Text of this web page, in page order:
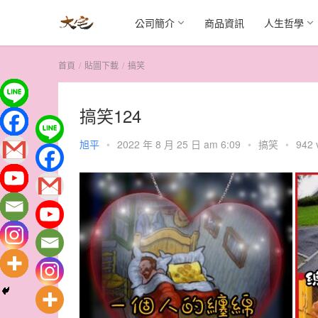
公司簡介 商品資訊 人生哲學
首頁 貼圖下載 搞笑
搞笑124
旭平 • 2022 年 8 月 25 日 am 6:09 • 搞笑 • 942